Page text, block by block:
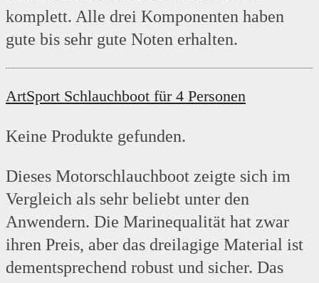
komplett. Alle drei Komponenten haben
gute bis sehr gute Noten erhalten.
ArtSport Schlauchboot für 4 Personen
Keine Produkte gefunden.
Dieses Motorschlauchboot zeigte sich im
Vergleich als sehr beliebt unter den
Anwendern. Die Marinequalität hat zwar
ihren Preis, aber das dreilagige Material ist
dementsprechend robust und sicher. Das